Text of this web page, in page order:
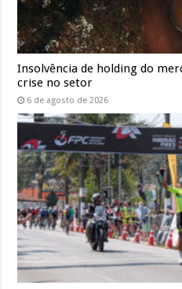
Insolvência de holding do
crise no setor
6 de agosto de 2026